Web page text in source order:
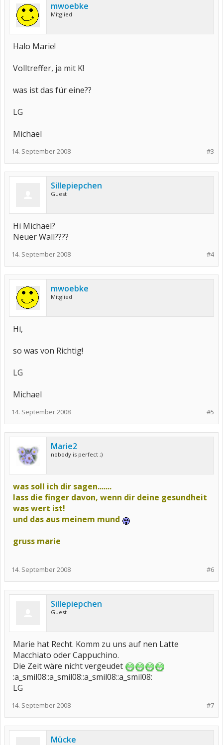
mwoebke
Mitglied
Halo Marie!
Volltreffer, ja mit K!
was ist das für eine??
LG
Michael
#3
14. September 2008
Sillepiepchen
Guest
Hi Michael?
Neuer Wall????
#4
14. September 2008
mwoebke
Mitglied
Hi,
so was von Richtig!
LG
Michael
#5
14. September 2008
Marie2
nobody is perfect ;)
was soll ich dir sagen.......
lass die finger davon, wenn dir deine gesundheit
was wert ist!
und das aus meinem mund
gruss marie
#6
14. September 2008
Sillepiepchen
Guest
Marie hat Recht. Komm zu uns auf nen Latte
Macchiato oder Cappuchino.
Die Zeit wäre nicht vergeudet
:a_smil08::a_smil08::a_smil08::a_smil08:
LG
#7
14. September 2008
Mücke